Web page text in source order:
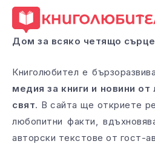
Дом за всяко четящо
Книголюбител е
медия за книги и новини от
свят. В сайта ще откриете
любопитни факти,
авторски текстове от гост-